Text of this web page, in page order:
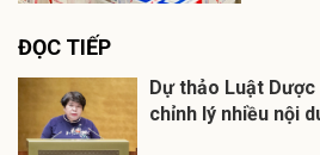
ĐỌC TIẾP
Dự thảo Luật
chỉnh lý nhiều nội